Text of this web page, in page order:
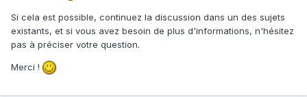
Si cela est possible, continuez la discussion dans un des sujets
existants, et si vous avez besoin de plus d'informations, n'hésitez
pas à préciser votre question.
Merci !